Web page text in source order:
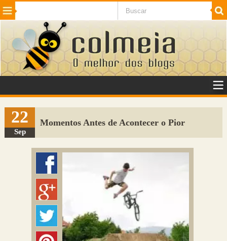
Beleza Cinema e TV
Internet Jogos NotÃ­cias SaÃºde
VeÃ­culos Adulto
Sugerir Link
Adicionar Blog
Colmeia Exchange
22
Sep
Momentos Antes de Acontecer o Pior